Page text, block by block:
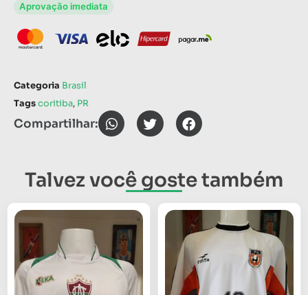
Aprovação imediata
Categoria Brasil
Tagscoritiba, PR
Compartilhar:
Talvez você goste também